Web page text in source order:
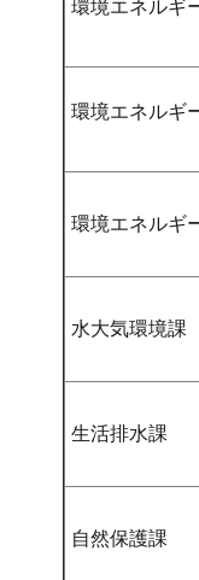
環境エネルギ
環境エネルギ
環境エネルギ
水大気環境課
生活排水課
自然保護課